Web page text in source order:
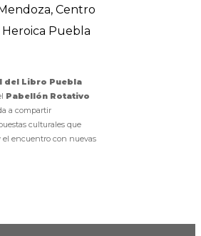
Centro
Puebla
del Libro Puebla
Pabellón Rotativo
a compartir
culturales que
encuentro con nuevas